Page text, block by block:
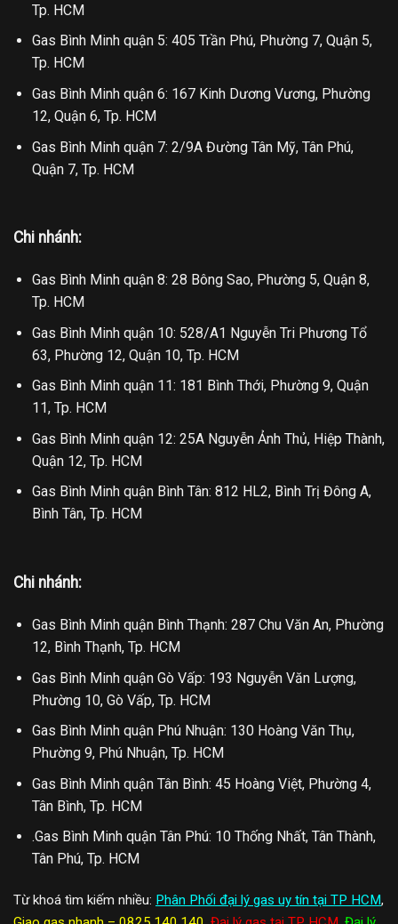
Tp. HCM
Gas Bình Minh quận 5: 405 Trần Phú, Phường 7, Quận 5,
Tp. HCM
Gas Bình Minh quận 6: 167 Kinh Dương Vương, Phường
12, Quận 6, Tp. HCM
Gas Bình Minh quận 7: 2/9A Đường Tân Mỹ, Tân Phú,
Quận 7, Tp. HCM
Chi nhánh:
Gas Bình Minh quận 8: 28 Bông Sao, Phường 5, Quận 8,
Tp. HCM
Gas Bình Minh quận 10: 528/A1 Nguyễn Tri Phương Tổ
63, Phường 12, Quận 10, Tp. HCM
Gas Bình Minh quận 11: 181 Bình Thới, Phường 9, Quận
11, Tp. HCM
Gas Bình Minh quận 12: 25A Nguyễn Ảnh Thủ, Hiệp Thành,
Quận 12, Tp. HCM
Gas Bình Minh quận Bình Tân: 812 HL2, Bình Trị Đông A,
Bình Tân, Tp. HCM
Chi nhánh:
Gas Bình Minh quận Bình Thạnh: 287 Chu Văn An, Phường
12, Bình Thạnh, Tp. HCM
Gas Bình Minh quận Gò Vấp: 193 Nguyễn Văn Lượng,
Phường 10, Gò Vấp, Tp. HCM
Gas Bình Minh quận Phú Nhuận: 130 Hoàng Văn Thụ,
Phường 9, Phú Nhuận, Tp. HCM
Gas Bình Minh quận Tân Bình: 45 Hoàng Việt, Phường 4,
Tân Bình, Tp. HCM
.Gas Bình Minh quận Tân Phú: 10 Thống Nhất, Tân Thành,
Tân Phú, Tp. HCM
Từ khoá tìm kiếm nhiều: Phân Phối đại lý gas uy tín tại TP HCM,